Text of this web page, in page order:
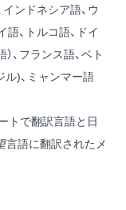
インドネシア語、ウ
語、トルコ語、ドイ
、フランス語、ベト
ル)、ミャンマー語
トで翻訳言語と日
言語に翻訳されたメ